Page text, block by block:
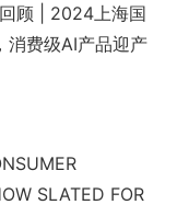
顾 | 2024上海国
消费级AI产品迎产
SLATED FOR